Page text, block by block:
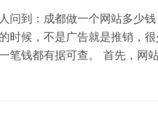
问到：成都做一个网站多少
时候，不是广告就是推销，
笔钱都有据可查。 首先，网
信部备案通过。接下来网站